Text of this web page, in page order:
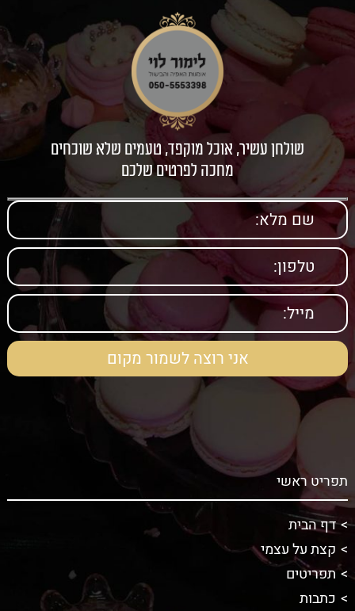
שולחן עשיר, אוכל מוקפד, טעמים שלא שוכחים
מחכה לפרטים שלכם
תפריט ראשי
דף הבית
קצת על עצמי
תפריטים
כתבות